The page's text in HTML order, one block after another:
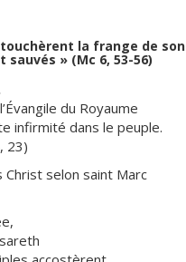
la frange de son
» (Mc 6, 53-56)
du Royaume
infirmité dans le peuple.
23)
Christ selon saint Marc